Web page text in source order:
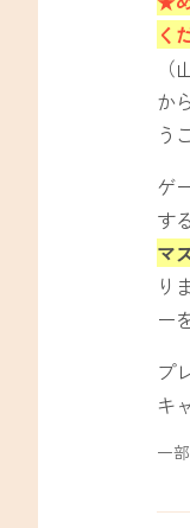
く
か
う
ゲ
す
マ
り
ー
プ
キ
一